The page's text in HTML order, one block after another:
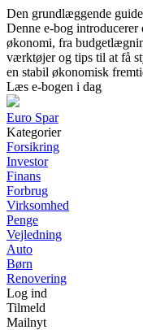
Den grundlæggende
Denne e-bog
økonomi, fra
værktøjer og tips til at få
en stabil økonomisk
Læs e-bogen i dag
Euro Spar
Kategorier
Forsikring
Investor
Finans
Forbrug
Virksomhed
Penge
Vejledning
Auto
Børn
Renovering
Log ind
Tilmeld
Mailnyt